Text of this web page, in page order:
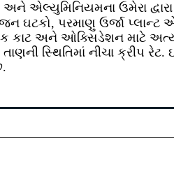
એલ્યુમિનિયમના ઉમેરા
ઘટકો, પરમાણુ ઉર્જા પ્લાન્ટ
કાટ અને ઓક્સિડેશન માટે
સ્થિતિમાં નીચા ક્રીપ